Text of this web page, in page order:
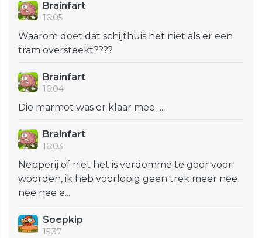
Brainfart
16:05
Waarom doet dat schijthuis het niet als er een
tram oversteekt????
Brainfart
16:04
Die marmot was er klaar mee…..
Brainfart
16:03
Nepperij of niet het is verdomme te goor voor
woorden, ik heb voorlopig geen trek meer nee
nee nee e...
Soepkip
15:37